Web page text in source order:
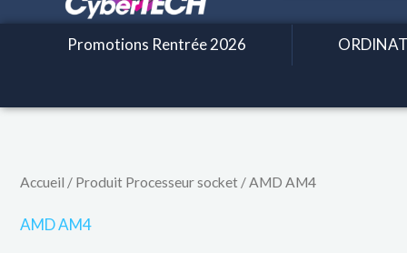
Promotions Rentrée 2026
Accueil / Produit Processeur socket / AMD AM4
AMD AM4
Trié
par